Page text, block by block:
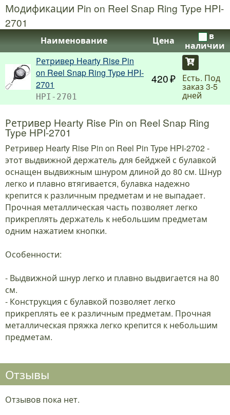
Модификации Pin on Reel Snap Ring Type HPI-
2701
Наименование Цена
в
наличии
Ретривер Hearty Rise Pin
on Reel Snap Ring Type HPI-
2701
HPI-2701
420 Есть. Под
заказ 3-5
дней
Ретривер Hearty Rise Pin on Reel Snap Ring
Type HPI-2701
Ретривер Hearty Rise Pin on Reel Pin Type HPI-2702 -
этот выдвижной держатель для бейджей с булавкой
оснащен выдвижным шнуром длиной до 80 см. Шнур
легко и плавно втягивается, булавка надежно
крепится к различным предметам и не выпадает.
Прочная металлическая часть позволяет легко
прикреплять держатель к небольшим предметам
одним нажатием кнопки.
Особенности:
- Выдвижной шнур легко и плавно выдвигается на 80
см.
- Конструкция с булавкой позволяет легко
прикреплять ее к различным предметам. Прочная
металлическая пряжка легко крепится к небольшим
предметам.
Отзывы
Отзывов пока нет.